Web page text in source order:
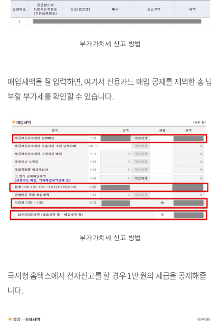
부가가치세 신고 방법
매입세액을 잘 입력하면, 여기서 신용카드 매입 공제를 제외한 총 납
부할 부가세를 확인할 수 있습니다.
부가가치세 신고 방법
국세청 홈택스에서 전자신고를 할 경우 1만 원의 세금을 공제해줍
니다.